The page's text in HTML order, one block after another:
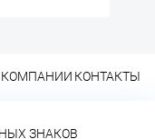
КОМПАНИИ КОНТАКТЫ
ЗНАКОВ